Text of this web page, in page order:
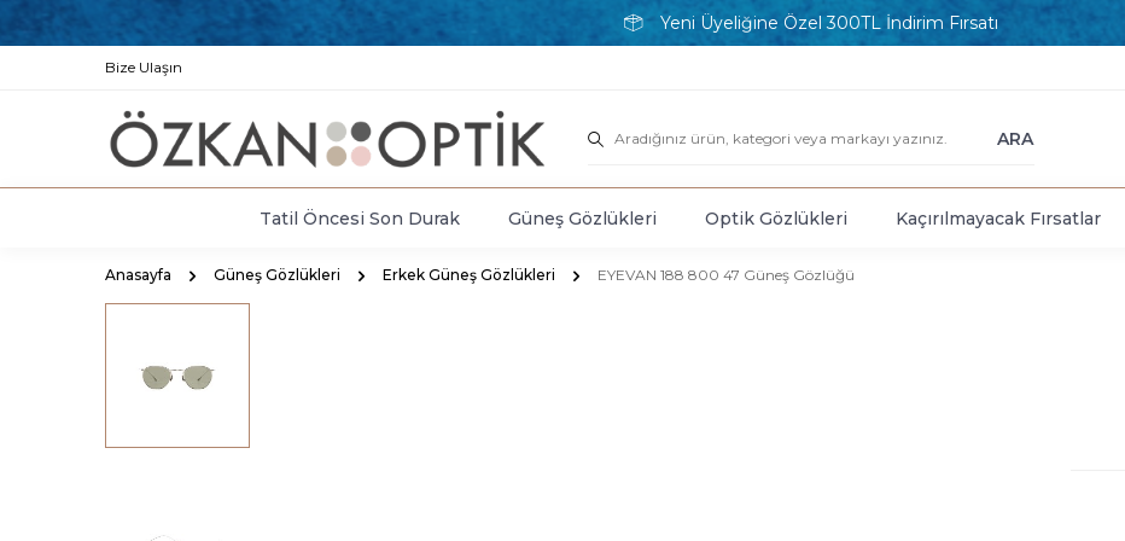
Yeni Üyeliğine Özel 300TL İndirim Fırsatı
Bize Ulaşın
ARA
Tatil Öncesi Son Durak Güneş Gözlükleri Optik Gözlükleri Kaçırılmayacak Fırsatlar
Anasayfa Güneş Gözlükleri Erkek Güneş Gözlükleri EYEVAN 188 800 47 Güneş Gözlüğü